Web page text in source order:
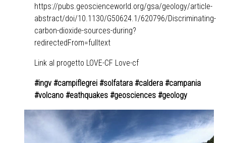
https://pubs.geoscienceworld.org/gsa/geology/article-
abstract/doi/10.1130/G50624.1/620796/Discriminating-
carbon-dioxide-sources-during?
redirectedFrom=fulltext
Link al progetto LOVE-CF Love-cf
#ingv #campiflegrei #solfatara #caldera #campania
#volcano #eathquakes #geosciences #geology